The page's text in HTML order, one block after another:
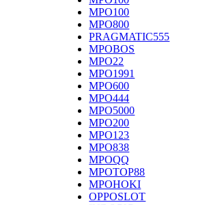
MPO100
MPO800
PRAGMATIC555
MPOBOS
MPO22
MPO1991
MPO600
MPO444
MPO5000
MPO200
MPO123
MPO838
MPOQQ
MPOTOP88
MPOHOKI
OPPOSLOT